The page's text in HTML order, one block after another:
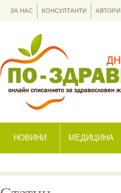
НОВИНИ МЕДИЦИНА
ЗА НАС КОНСУЛТАНТИ АВТОРИ